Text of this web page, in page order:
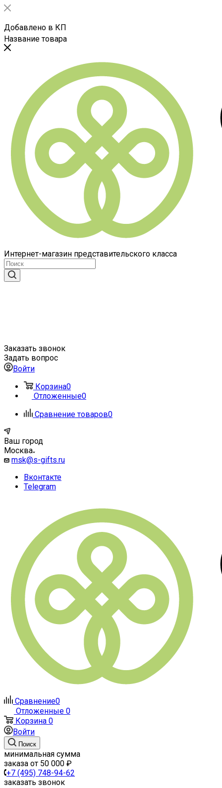
Добавлено в КП
Название товара
Интернет-магазин представительского класса
Заказать звонок
Задать вопрос
Войти
Корзина0
Отложенные0
Сравнение товаров0
Ваш город
Москва
msk@s-gifts.ru
Вконтакте
Telegram
Сравнение0
Отложенные 0
Корзина 0
Войти
Поиск
минимальная сумма
заказа от 50 000 ₽
+7 (495) 748-94-62
заказать звонок